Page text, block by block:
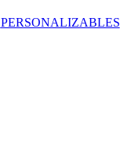
PERSONALIZABLES